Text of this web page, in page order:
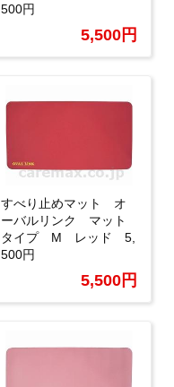
500円
5,500円
すべり止めマット オ
ーバルリンク マット
タイプ M レッド 5,
500円
5,500円